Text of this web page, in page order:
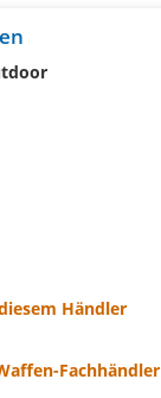
Händler
Fachhändler